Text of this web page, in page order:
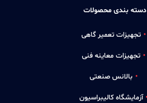
دسته بندی محصولات
تجهیزات تعمیر گاهی
تجهیزات معاینه فنی
بالانس صنعتی
آزمایشگاه کالیبراسیون